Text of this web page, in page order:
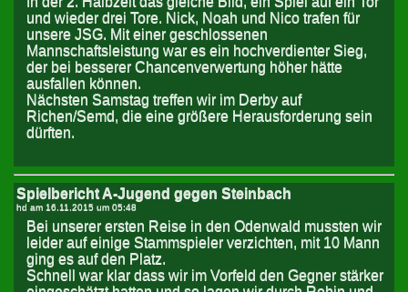
und wieder drei Tore. Nick, Noah und Nico trafen für
unsere JSG. Mit einer geschlossenen
Mannschaftsleistung war es ein hochverdienter Sieg,
der bei besserer Chancenverwertung höher hätte
ausfallen können.
Nächsten Samstag treffen wir im Derby auf
Richen/Semd, die eine größere Herausforderung sein
dürften.
Spielbericht A-Jugend gegen Steinbach
hd am 16.11.2015 um 05:48
Bei unserer ersten Reise in den Odenwald mussten wir
leider auf einige Stammspieler verzichten, mit 10 Mann
ging es auf den Platz.
Schnell war klar dass wir im Vorfeld den Gegner stärker